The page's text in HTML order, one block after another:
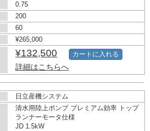
0.75
200
60
¥265,000
¥132,500
詳細はこちらへ
カートに入れる
日立産機システム
清水用陸上ポンプ プレミアム効率 トップ
ランナーモータ仕様
JD 1.5kW